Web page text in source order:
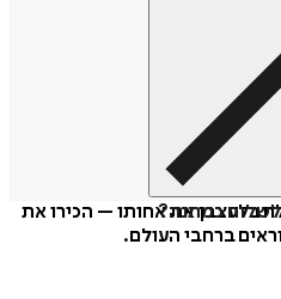
כמתנה?
בלעצבן את אחותו – הכירו את
ברחבי העולם.